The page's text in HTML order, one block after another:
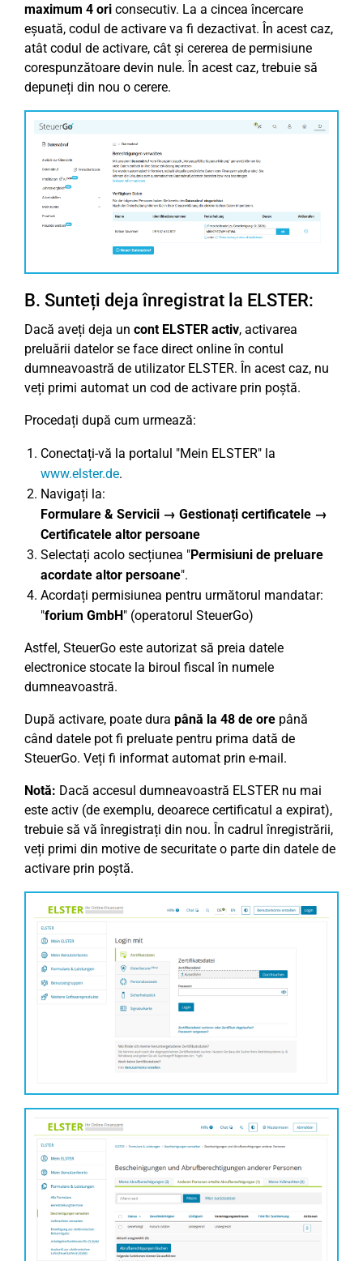
maximum 4 ori consecutiv. La a cincea încercare
eșuată, codul de activare va fi dezactivat. În acest caz,
atât codul de activare, cât și cererea de permisiune
corespunzătoare devin nule. În acest caz, trebuie să
depuneți din nou o cerere.
B. Sunteți deja înregistrat la ELSTER:
Dacă aveți deja un cont ELSTER activ, activarea
preluării datelor se face direct online în contul
dumneavoastră de utilizator ELSTER. În acest caz, nu
veți primi automat un cod de activare prin poștă.
Procedați după cum urmează:
Conectați-vă la portalul "Mein ELSTER" la
www.elster.de.
Navigați la:
Formulare & Servicii → Gestionați certificatele →
Certificatele altor persoane
Selectați acolo secțiunea "Permisiuni de preluare
acordate altor persoane".
Acordați permisiunea pentru următorul mandatar:
"forium GmbH " (operatorul SteuerGo)
Astfel, SteuerGo este autorizat să preia datele
electronice stocate la biroul fiscal în numele
dumneavoastră.
După activare, poate dura până la 48 de ore până
când datele pot fi preluate pentru prima dată de
SteuerGo. Veți fi informat automat prin e-mail.
Notă: Dacă accesul dumneavoastră ELSTER nu mai
este activ (de exemplu, deoarece certificatul a expirat),
trebuie să vă înregistrați din nou. În cadrul înregistrării,
veți primi din motive de securitate o parte din datele de
activare prin poștă.